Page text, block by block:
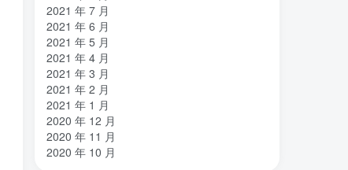
2021 年 7 月
2021 年 6 月
2021 年 5 月
2021 年 4 月
2021 年 3 月
2021 年 2 月
2021 年 1 月
2020 年 12 月
2020 年 11 月
2020 年 10 月